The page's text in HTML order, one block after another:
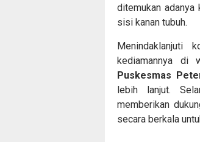
ditemukan adanya
sisi kanan tubuh.
Menindaklanjuti
kediamannya di
Puskesmas
lebih lanjut.
memberikan
secara berkala